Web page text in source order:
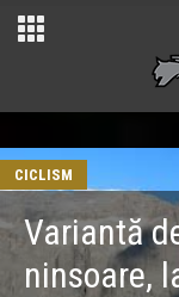
CICLISM
Variantă
ninsoare,